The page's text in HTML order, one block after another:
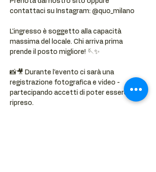
contattaci su Instagram: @quo_milano
L'ingresso è soggetto alla capacità
massima del locale. Chi arriva prima
prende il posto migliore! 🪡✨
📸🎥 Durante l'evento ci sarà una
registrazione fotografica e video -
partecipando accetti di poter essere
ripreso.